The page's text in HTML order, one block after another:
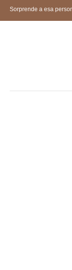
Sorprende a esa